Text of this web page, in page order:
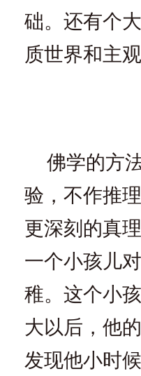
础。还有个
质世界和主
佛学的方
验，不作推
更深刻的真
一个小孩儿
稚。这个小
大以后，他
发现他小时